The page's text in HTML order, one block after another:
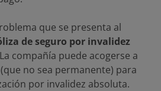
que se presenta al
de seguro por invalidez
compañía puede acogerse a
no sea permanente) para
por invalidez absoluta.